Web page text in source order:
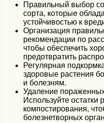
Правильный выбор
сорта, которые
устойчивостью к
Организация
рекомендации по
чтобы обеспечить
предотвратить
Регулярная
здоровые растения
и болезням.
Удаление
Используйте остатки
компостирования,
болезнетворных